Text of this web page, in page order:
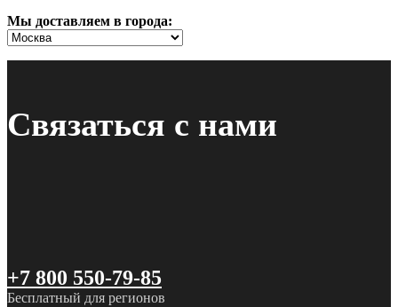
Мы доставляем в города:
Связаться с нами
+7 800 550-79-85
Бесплатный для регионов